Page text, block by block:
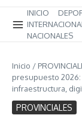
INICIO
NACIONALES
Inicio /
presupuesto
infraestructura,
PROVINCIALES